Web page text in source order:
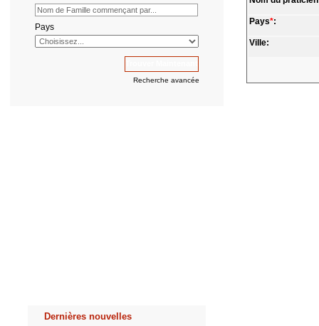
Pays
Recherche avancée
Dernières nouvelles
Pays*:
Ville: